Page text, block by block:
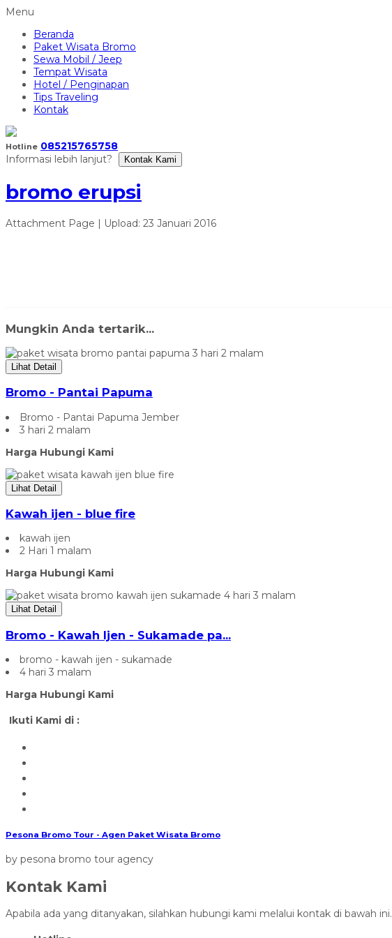
Menu
Beranda
Paket Wisata Bromo
Sewa Mobil / Jeep
Tempat Wisata
Hotel / Penginapan
Tips Traveling
Kontak
Hotline 085215765758
Informasi lebih lanjut?
Kontak Kami
bromo erupsi
Attachment Page | Upload: 23 Januari 2016
Mungkin Anda tertarik...
Lihat Detail
Bromo - Pantai Papuma
Bromo - Pantai Papuma Jember
3 hari 2 malam
Harga Hubungi Kami
Lihat Detail
Kawah ijen - blue fire
kawah ijen
2 Hari 1 malam
Harga Hubungi Kami
Lihat Detail
Bromo - Kawah Ijen - Sukamade pa...
bromo - kawah ijen - sukamade
4 hari 3 malam
Harga Hubungi Kami
Ikuti Kami di :
Pesona Bromo Tour - Agen Paket Wisata Bromo
by pesona bromo tour agency
Kontak Kami
Apabila ada yang ditanyakan, silahkan hubungi kami melalui kontak di bawah ini.